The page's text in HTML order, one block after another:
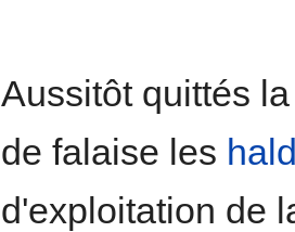
Aussitôt quittés
de falaise les
d'exploitation de